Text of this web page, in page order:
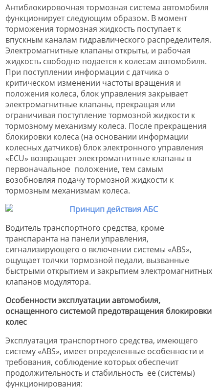
Антиблокировочная тормозная система автомобиля
функционирует следующим образом. В момент
торможения тормозная жидкость поступает к
впускным каналам гидравлического распределителя.
Электромагнитные клапаны открыты, и рабочая
жидкость свободно подается к колесам автомобиля.
При поступлении информации с датчика о
критическом изменении частоты вращения и
положения колеса, блок управления закрывает
электромагнитные клапаны, прекращая или
ограничивая поступление тормозной жидкости к
тормозному механизму колеса. После прекращения
блокировки колеса (на основании информации
колесных датчиков) блок электронного управления
«ECU» возвращает электромагнитные клапаны в
первоначальное положение, тем самым
возобновляя подачу тормозной жидкости к
тормозным механизмам колеса.
Водитель транспортного средства, кроме
транспаранта на панели управления,
сигнализирующего о включении системы «ABS»,
ощущает толчки тормозной педали, вызванные
быстрыми открытием и закрытием электромагнитных
клапанов модулятора.
Особенности эксплуатации автомобиля,
оснащенного системой предотвращения блокировки
колес
Эксплуатация транспортного средства, имеющего
систему «ABS», имеет определенные особенности и
требования, соблюдение которых обеспечит
продолжительность и стабильность ее (системы)
функционирования: